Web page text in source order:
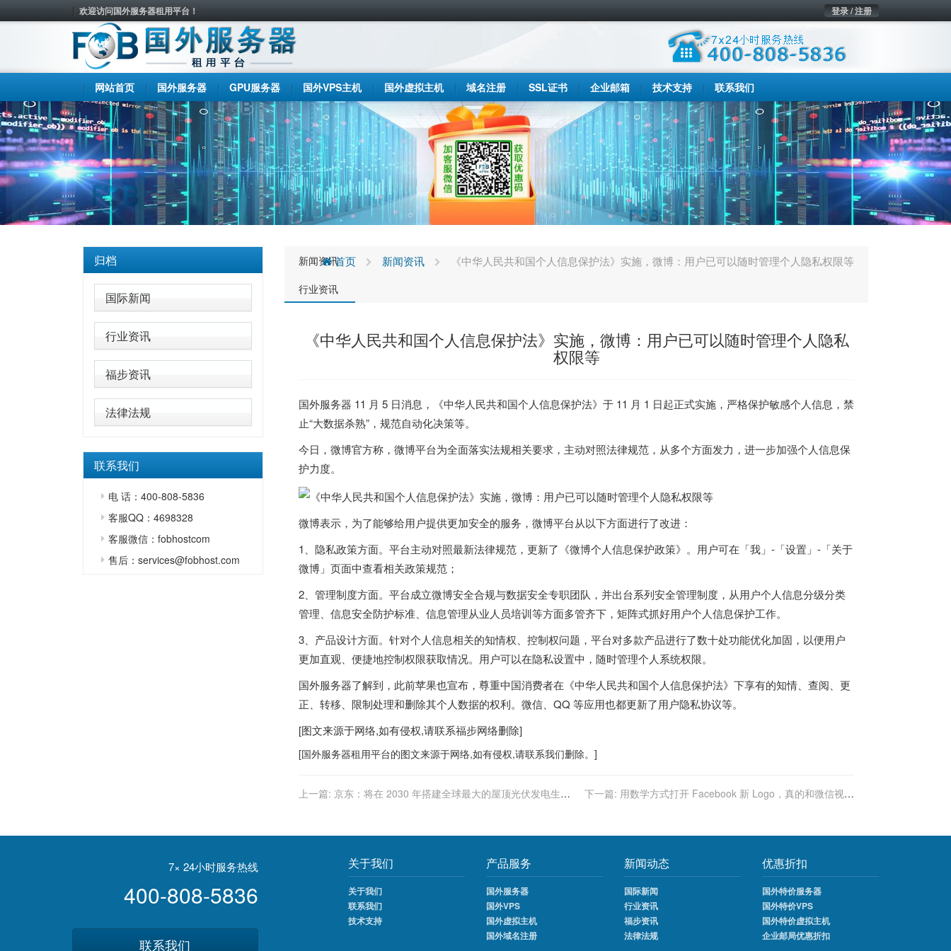
欢迎访问国外服务器租用平台！ 登录 / 注册
网站首页 国外服务器 GPU服务器 国外VPS主机 国外虚拟主机 域名注册 SSL证书 企业邮箱 技术支持 联系我们
归档
国际新闻
行业资讯
福步资讯
法律法规
联系我们
电 话：400-808-5836
客服QQ：4698328
客服微信：fobhostcom
售后：services@fobhost.com
新闻资讯
行业资讯
首页 新闻资讯 《中华人民共和国个人信息保护法》实施，微博：用户已可以随时管理个人隐私权限等
《中华人民共和国个人信息保护法》实施，微博：用户已可以随时管理个人隐私
权限等
国外服务器 11 月 5 日消息，《中华人民共和国个人信息保护法》于 11 月 1 日起正式实施， 严格保护敏感个人信息 ，禁
止“大数据杀熟”，规范自动化决策等。
今日，微博官方称，微博平台为全面落实法规相关要求，主动对照法律规范，从多个方面发力，进一步加强个人信息保
护力度。
微博表示，为了能够给用户提供更加安全的服务，微博平台从以下方面进行了改进：
1、隐私政策方面。平台主动对照最新法律规范，更新了《微博个人信息保护政策》。用户可在「我」-「设置」-「关于
微博」页面中查看相关政策规范；
2、管理制度方面。平台成立微博安全合规与数据安全专职团队，并出台系列安全管理制度，从用户个人信息分级分类
管理、信息安全防护标准、信息管理从业人员培训等方面多管齐下，矩阵式抓好用户个人信息保护工作。
3、产品设计方面。针对个人信息相关的知情权、控制权问题，平台对多款产品进行了数十处功能优化加固，以便用户
更加直观、便捷地控制权限获取情况。用户可以在隐私设置中，随时管理个人系统权限。
国外服务器了解到，此前苹果也宣布，尊重中国消费者在《中华人民共和国个人信息保护法》下享有的知情、查阅、更
正、转移、限制处理和删除其个人数据的权利。微信、QQ 等应用也都更新了用户隐私协议等。
[图文来源于网络,如有侵权,请联系福步网络删除]
[国外服务器租用平台的图文来源于网络,如有侵权,请联系我们删除。]
上一篇: 京东：将在 2030 年搭建全球最大的屋顶光伏发电生态
下一篇: 用数学方式打开 Facebook 新 Logo，真的和微信视频
7× 24小时服务热线
400-808-5836
联系我们
关于我们
关于我们
联系我们
技术支持
产品服务
国外服务器
国外VPS
国外虚拟主机
国外域名注册
新闻动态
国际新闻
行业资讯
福步资讯
法律法规
优惠折扣
国外特价服务器
国外特价VPS
国外特价虚拟主机
企业邮局优惠折扣